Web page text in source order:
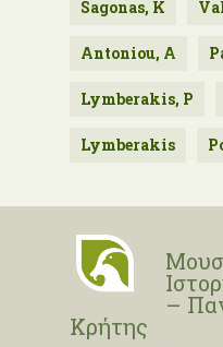
Sagonas, K
Antoniou, A
Lymberakis, P
Lymberakis
–
Κρήτης